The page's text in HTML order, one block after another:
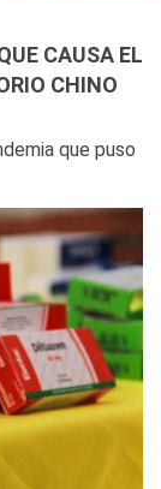
CAUSA EL
CHINO
que puso